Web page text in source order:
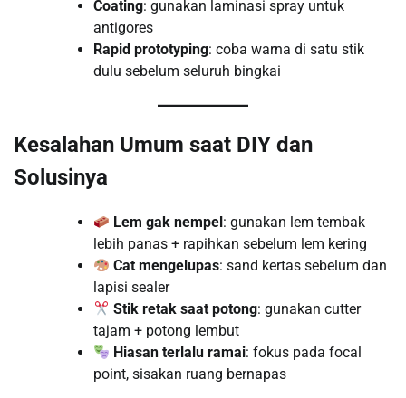
Coating: gunakan laminasi spray untuk
antigores
Rapid prototyping: coba warna di satu stik
dulu sebelum seluruh bingkai
Kesalahan Umum saat DIY dan
Solusinya
Lem gak nempel: gunakan lem tembak
lebih panas + rapihkan sebelum lem kering
Cat mengelupas: sand kertas sebelum dan
lapisi sealer
Stik retak saat potong: gunakan cutter
tajam + potong lembut
Hiasan terlalu ramai: fokus pada focal
point, sisakan ruang bernapas